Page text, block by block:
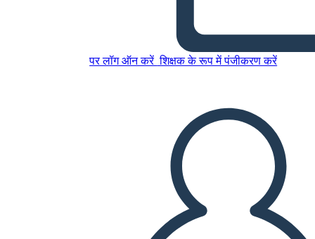
पर लॉग ऑन करें शिक्षक के रूप में पंजीकरण करें
स्लाइड शो चलाएं
मुझे पढ़कर सुनाओ